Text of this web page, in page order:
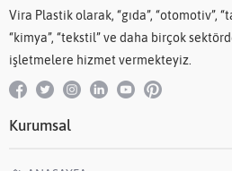
Vira Plastik olarak, “gıda”, “otomotiv”,
“kimya”, “tekstil” ve daha birçok
işletmelere hizmet vermekteyiz.
Kurumsal